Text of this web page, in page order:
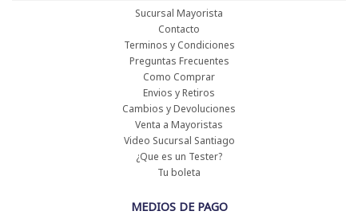
Sucursal Mayorista
Contacto
Terminos y Condiciones
Preguntas Frecuentes
Como Comprar
Envios y Retiros
Cambios y Devoluciones
Venta a Mayoristas
Video Sucursal Santiago
¿Que es un Tester?
Tu boleta
MEDIOS DE PAGO